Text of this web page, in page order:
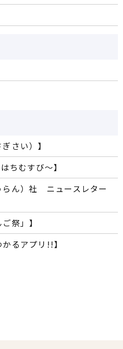
さい）】
ちむすび～】
らん）社 ニュースレター
祭」】
るアプリ!!】